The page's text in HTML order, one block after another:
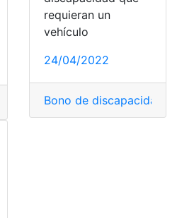
Consejo Nacional de Igualdad
requieran un
vehículo
24/04/2022
Bono de discapacidad